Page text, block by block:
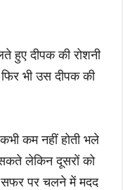
हुए दीपक की रोशनी
भी उस दीपक की
कम नहीं होती भले
लेकिन दूसरों को
पर चलने में मदद